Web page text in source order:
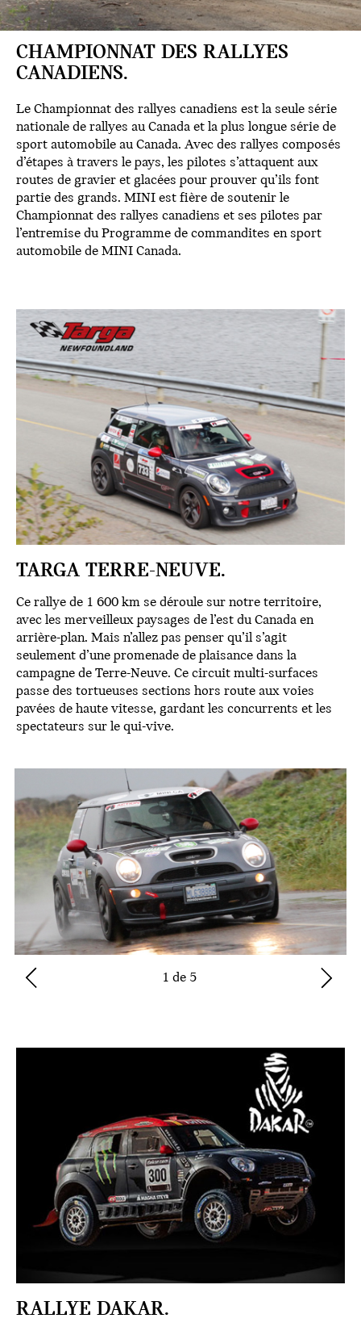
CHAMPIONNAT DES RALLYES
CANADIENS.
Le Championnat des rallyes canadiens est la seule série
nationale de rallyes au Canada et la plus longue série de
sport automobile au Canada. Avec des rallyes composés
d’étapes à travers le pays, les pilotes s’attaquent aux
routes de gravier et glacées pour prouver qu’ils font
partie des grands. MINI est fière de soutenir le
Championnat des rallyes canadiens et ses pilotes par
l’entremise du Programme de commandites en sport
automobile de MINI Canada.
TARGA TERRE-NEUVE.
Ce rallye de 1 600 km se déroule sur notre territoire,
avec les merveilleux paysages de l’est du Canada en
arrière-plan. Mais n’allez pas penser qu’il s’agit
seulement d’une promenade de plaisance dans la
campagne de Terre-Neuve. Ce circuit multi-surfaces
passe des tortueuses sections hors route aux voies
pavées de haute vitesse, gardant les concurrents et les
spectateurs sur le qui-vive.
1 de 5
RALLYE DAKAR.